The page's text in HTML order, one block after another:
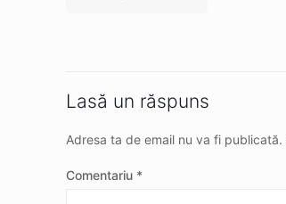
Lasă un răspuns
Adresa ta de email nu va fi publicată.
Comentariu *